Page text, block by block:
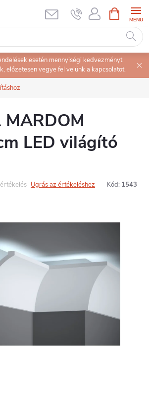
KOSÁR
esetén mennyiségi kedvezményt
előzetesen vegye fel velünk a kapcsolatot.
LED világító
Ugrás az értékeléshez Kód: 1543